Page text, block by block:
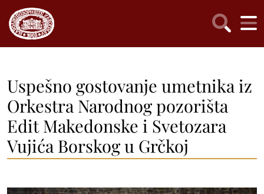
Uspešno gostovanje umetnika iz
Orkestra Narodnog pozorišta
Edit Makedonske i Svetozara
Vujića Borskog u Grčkoj